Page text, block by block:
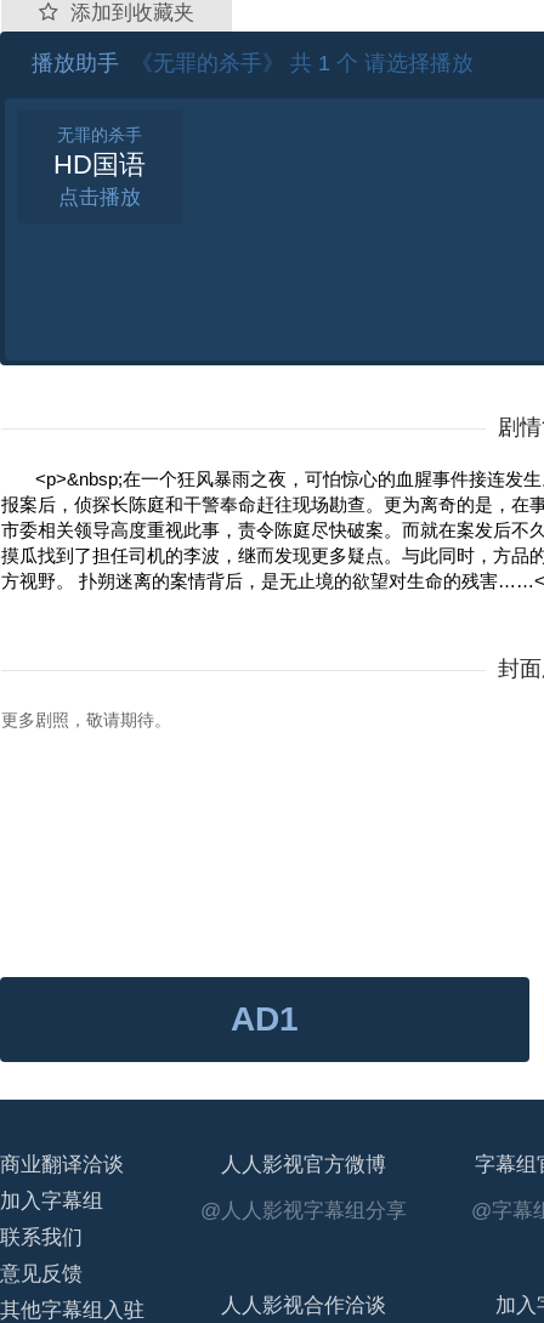
添加到收藏夹
播放助手 《无罪的杀手》 共 1 个 请选择播放
无罪的杀手
HD国语
点击
剧
<p>&nbsp;在一个狂风暴雨之夜，可怕惊心的血腥事件接连发
报案后，侦探长陈庭和干警奉命赶往现场勘查。更为离奇的是，
市委相关领导高度重视此事，责令陈庭尽快破案。而就在案发后
摸瓜找到了担任司机的李波，继而发现更多疑点。与此同时，方
方视野。 扑朔迷离的案情背后，是无止境的欲望对生命的残害
封
更多剧照，敬请期待。
AD1
商业翻译洽谈
加入字幕组
联系我们
意见反馈
其他字幕组入驻
人人影视官方微博
@人人影视字幕组分享
字幕组
@字幕
人人影视合作洽谈
加入